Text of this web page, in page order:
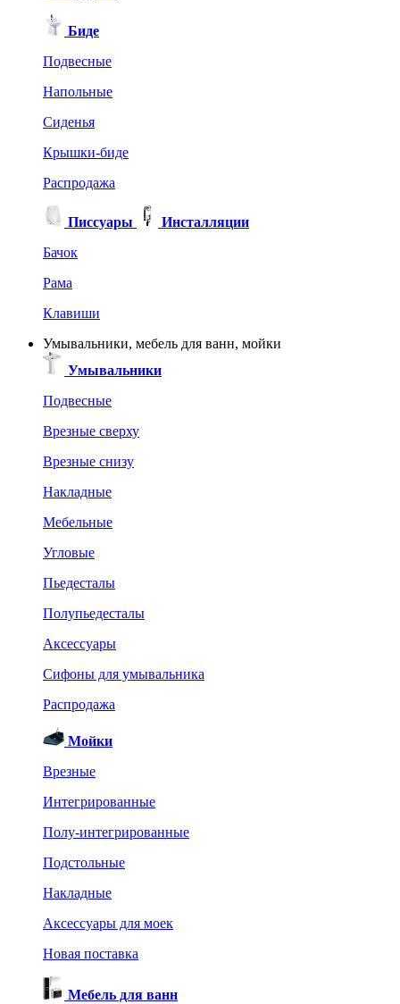
Биде
Подвесные
Напольные
Сиденья
Крышки-биде
Распродажа
Писсуары
Инсталляции
Бачок
Рама
Клавиши
Умывальники, мебель для ванн, мойки
Умывальники
Подвесные
Врезные сверху
Врезные снизу
Накладные
Мебельные
Угловые
Пьедесталы
Полупьедесталы
Аксессуары
Сифоны для умывальника
Распродажа
Мойки
Врезные
Интегрированные
Полу-интегрированные
Подстольные
Накладные
Аксессуары для моек
Новая поставка
Мебель для ванн